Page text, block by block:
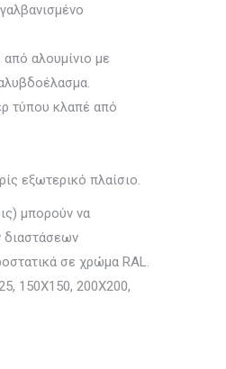
αλουμίνιο με
τύπου κλαπέ από
εξωτερικό πλαίσιο.
μπορούν να
διαστάσεων
σε χρώμα RAL.
150Χ150, 200Χ200,